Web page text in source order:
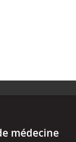
médecine